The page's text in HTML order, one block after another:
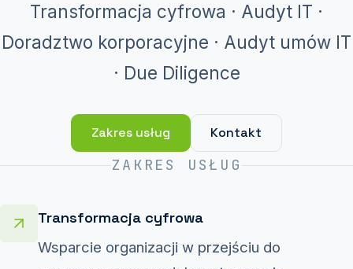
Transformacja cyfrowa · Audyt IT ·
Doradztwo korporacyjne · Audyt umów IT
· Due Diligence
Zakres usług Kontakt
ZAKRES USŁUG
Transformacja cyfrowa
Wsparcie organizacji w przejściu do